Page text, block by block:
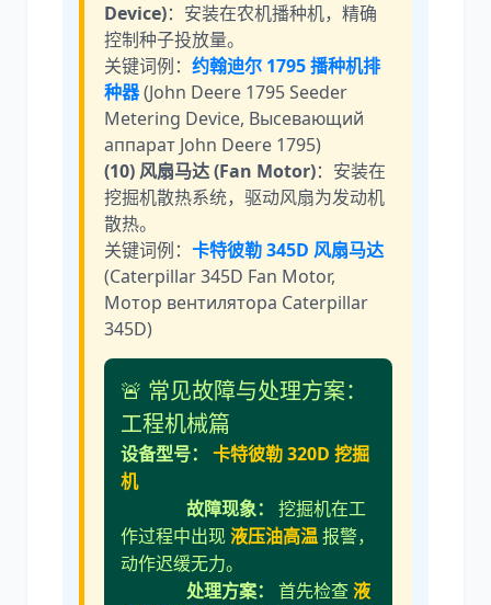
Device)：安装在农机播种机，精确
控制种子投放量。
关键词例： 约翰迪尔 1795 播种机排
种器(John Deere 1795 Seeder
Metering Device, Высевающий
аппарат John Deere 1795)
(10) 风扇马达 (Fan Motor)：安装在
挖掘机散热系统，驱动风扇为发动机
散热。
关键词例： 卡特彼勒 345D 风扇马达
(Caterpillar 345D Fan Motor,
Мотор вентилятора Caterpillar
345D)
🚨 常见故障与处理方案：
工程机械篇
设备型号：
卡特彼勒 320D 挖掘
机
故障现象：
挖掘机在工
作过程中出现液压油高温报警，
动作迟缓无力。
处理方案：
首先检查液